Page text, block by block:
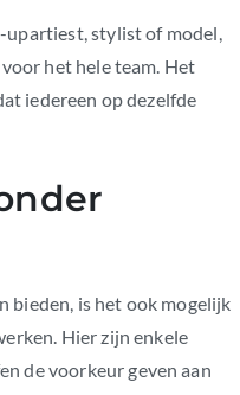
upartiest, stylist of model,
het hele team. Het
iedereen op dezelfde
bieden, is het ook mogelijk
Hier zijn enkele
de voorkeur geven aan